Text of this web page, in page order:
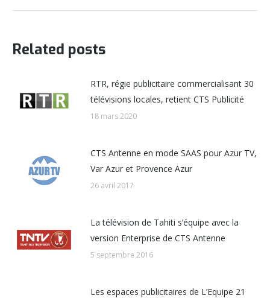
Related posts
RTR, régie publicitaire commercialisant 30
télévisions locales, retient CTS Publicité
18 mars 2020
CTS Antenne en mode SAAS pour Azur TV,
Var Azur et Provence Azur
26 avril 2017
La télévision de Tahiti s’équipe avec la
version Enterprise de CTS Antenne
5 septembre 2016
Les espaces publicitaires de L’Equipe 21